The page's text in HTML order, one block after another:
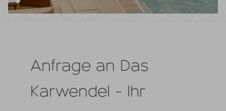
Anfrage an Das
Karwendel - Ihr